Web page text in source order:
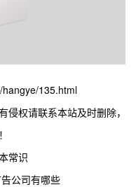
135.html
权请联系本站及时删除，
常识
公司有哪些